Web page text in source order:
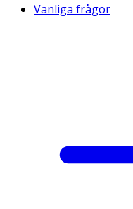
Vanliga frågor